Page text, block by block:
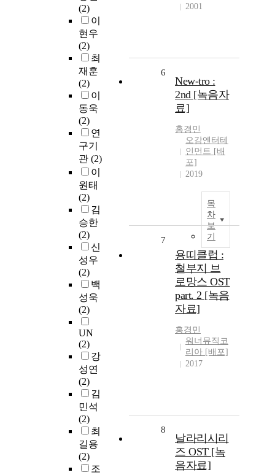
(2)
이
현우
(2)
최
재훈
(2)
이
동욱
(2)
연
구기
관 (2)
이
원태
(2)
김
승한
(2)
신
성우
(2)
백
성욱
(2)
UN
(2)
강
성연
(2)
김
민석
(2)
최
길용
(2)
조
2001
6
New-tro :
2nd [녹음자
료]
홍경민
오감엔터테
인먼트 [배
포]
2019
목
차
보
기
7
용띠클럽 :
철부지 브
로망스 OST
part. 2 [녹음
자료]
홍경민
워너뮤직코
리아 [배포]
2017
8
날라리시리
즈 OST [녹
음자료]